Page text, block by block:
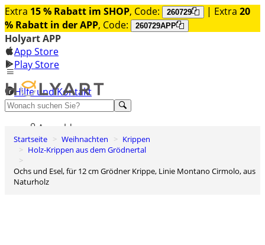
Extra 15 % Rabatt im SHOP, Code: 260729 | Extra 20
% Rabatt in der APP, Code: 260729APP
Holyart APP
App Store
Play Store
Hilfe und Kontakt
Entdecken Sie Premium
Anmelden
Wunschliste
Warenkorb
Startseite Weihnachten
Krippen
Holz-Krippen aus dem Grödnertal
Ochs und Esel, für 12 cm Grödner Krippe, Linie Montano Cirmolo, aus
Naturholz